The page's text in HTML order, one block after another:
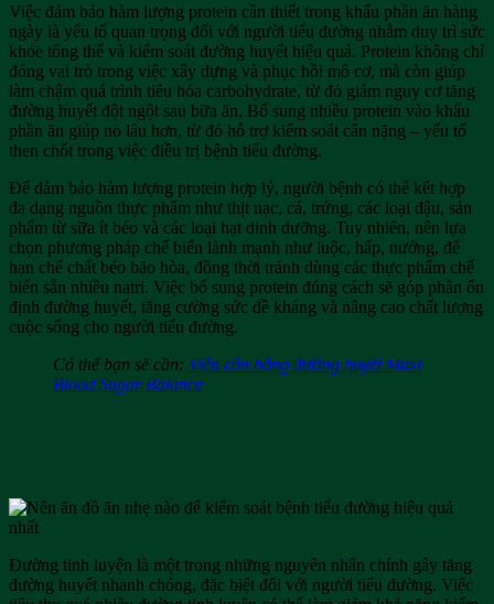
Việc đảm bảo hàm lượng protein cần thiết trong khẩu phần ăn hàng
ngày là yếu tố quan trọng đối với người tiểu đường nhằm duy trì sức
khỏe tổng thể và kiểm soát đường huyết hiệu quả. Protein không chỉ
đóng vai trò trong việc xây dựng và phục hồi mô cơ, mà còn giúp
làm chậm quá trình tiêu hóa carbohydrate, từ đó giảm nguy cơ tăng
đường huyết đột ngột sau bữa ăn. Bổ sung nhiều protein vào khẩu
phần ăn giúp no lâu hơn, từ đó hỗ trợ kiểm soát cân nặng – yếu tố
then chốt trong việc điều trị bệnh tiểu đường.
Để đảm bảo hàm lượng protein hợp lý, người bệnh có thể kết hợp
đa dạng nguồn thực phẩm như thịt nạc, cá, trứng, các loại đậu, sản
phẩm từ sữa ít béo và các loại hạt dinh dưỡng. Tuy nhiên, nên lựa
chọn phương pháp chế biến lành mạnh như luộc, hấp, nướng, để
hạn chế chất béo bão hòa, đồng thời tránh dùng các thực phẩm chế
biến sẵn nhiều natri. Việc bổ sung protein đúng cách sẽ góp phần ổn
định đường huyết, tăng cường sức đề kháng và nâng cao chất lượng
cuộc sống cho người tiểu đường.
Có thể bạn sẽ cần: Viên cân bằng đường huyết Maxi
Blood Sugar Balance
Đường tinh luyện là một trong những nguyên nhân chính gây tăng
đường huyết nhanh chóng, đặc biệt đối với người tiểu đường. Việc